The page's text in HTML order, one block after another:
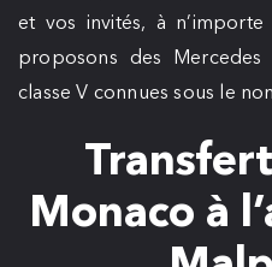
et vos invités, à
proposons des
classe V connues sous le
Monaco à